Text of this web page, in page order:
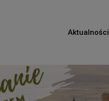
Aktualności